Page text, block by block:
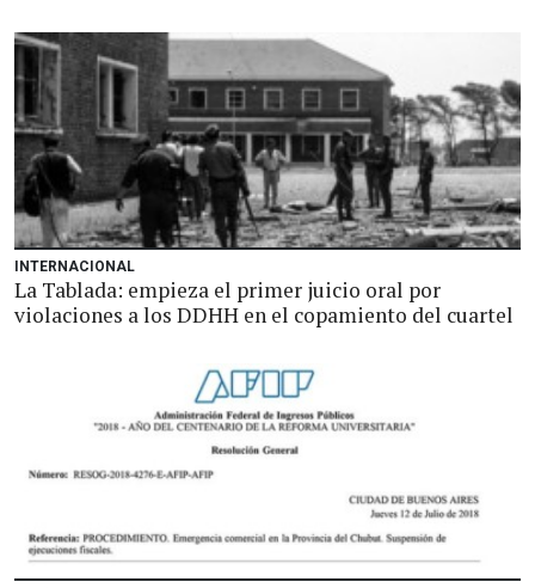
INTERNACIONAL
La Tablada: empieza el primer juicio oral por
violaciones a los DDHH en el copamiento del cuartel